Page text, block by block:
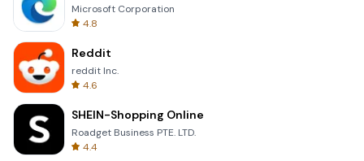
Microsoft Corporation
4.8
Reddit
reddit Inc.
4.6
SHEIN-Shopping Online
Roadget Business PTE. LTD.
4.4